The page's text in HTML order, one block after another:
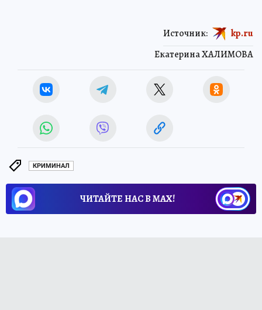
Екатерина ХАЛИМОВА
Источник: kp.ru
КРИМИНАЛ
ЧИТАЙТЕ НАС В МАХ!